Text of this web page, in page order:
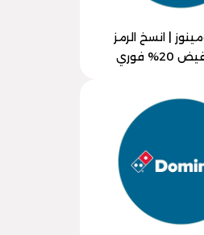
| انسخ الرمز